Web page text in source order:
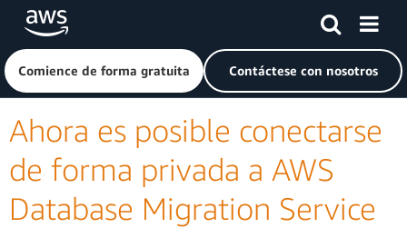
Saltar al contenido principal
Haga clic aquí para volver a la página de inicio de Amazon
Comience de forma gratuita Contáctese con nosotros
Ahora es posible conectarse
de forma privada a AWS
Database Migration Service